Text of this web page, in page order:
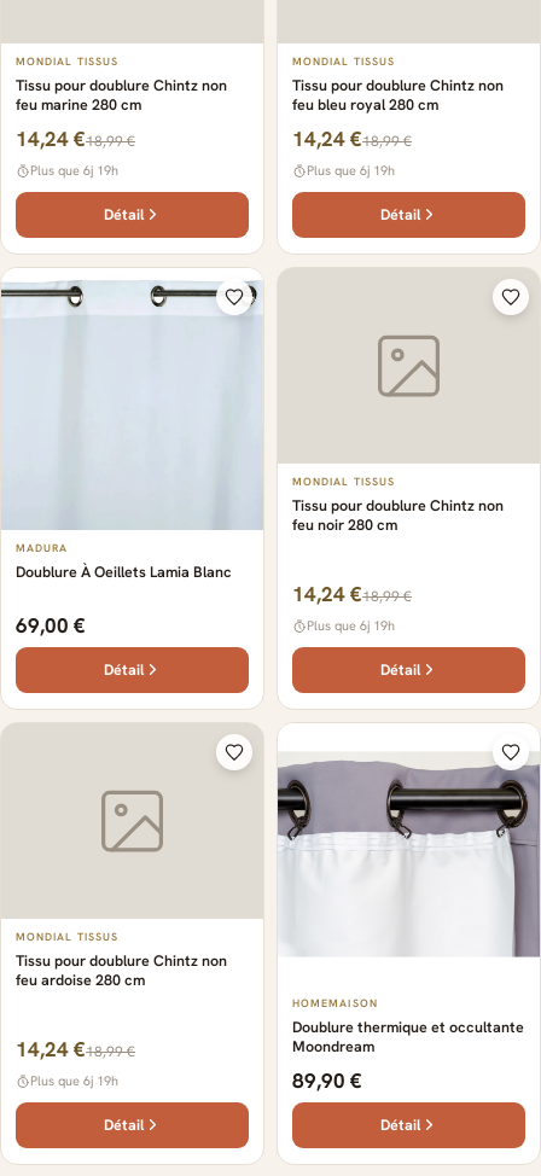
MONDIAL TISSUS
Tissu pour doublure Chintz non
feu marine 280 cm
14,24 €18,99 €
Plus que 6j 19h
Détail
MONDIAL TISSUS
Tissu pour doublure Chintz non
feu bleu royal 280 cm
14,24 €18,99 €
Plus que 6j 19h
Détail
MADURA
Doublure À Oeillets Lamia Blanc
69,00 €
Détail
MONDIAL TISSUS
Tissu pour doublure Chintz non
feu noir 280 cm
14,24 €18,99 €
Plus que 6j 19h
Détail
MONDIAL TISSUS
Tissu pour doublure Chintz non
feu ardoise 280 cm
14,24 €18,99 €
Plus que 6j 19h
Détail
HOMEMAISON
Doublure thermique et occultante
Moondream
89,90 €
Détail